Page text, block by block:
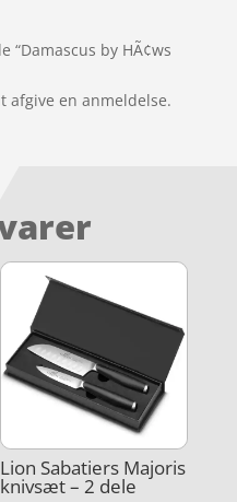
by HÃ¢ws
afgive en anmeldelse.
Lion Sabatiers Majoris
knivsæt – 2 dele